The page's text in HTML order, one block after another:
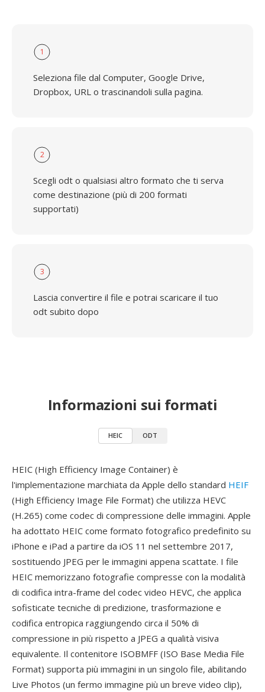
1
Seleziona file dal Computer, Google Drive,
Dropbox, URL o trascinandoli sulla pagina.
2
Scegli odt o qualsiasi altro formato che ti serva
come destinazione (più di 200 formati
supportati)
3
Lascia convertire il file e potrai scaricare il tuo
odt subito dopo
Informazioni sui formati
HEIC ODT
HEIC (High Efficiency Image Container) è
l'implementazione marchiata da Apple dello standard HEIF
(High Efficiency Image File Format) che utilizza HEVC
(H.265) come codec di compressione delle immagini. Apple
ha adottato HEIC come formato fotografico predefinito su
iPhone e iPad a partire da iOS 11 nel settembre 2017,
sostituendo JPEG per le immagini appena scattate. I file
HEIC memorizzano fotografie compresse con la modalità
di codifica intra-frame del codec video HEVC, che applica
sofisticate tecniche di predizione, trasformazione e
codifica entropica raggiungendo circa il 50% di
compressione in più rispetto a JPEG a qualità visiva
equivalente. Il contenitore ISOBMFF (ISO Base Media File
Format) supporta più immagini in un singolo file, abilitando
Live Photos (un fermo immagine più un breve video clip),